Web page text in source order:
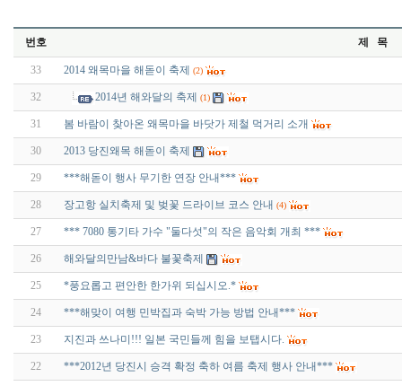
번호 제 목
33 2014 왜목마을 해돋이 축제 (2)
32 2014년 해와달의 축제 (1)
31 봄 바람이 찾아온 왜목마을 바닷가 제철 먹거리 소개
30 2013 당진왜목 해돋이 축제
29 ***해돋이 행사 무기한 연장 안내***
28 장고항 실치축제 및 벚꽃 드라이브 코스 안내 (4)
27 *** 7080 통기타 가수 "둘다섯"의 작은 음악회 개최 ***
26 해와달의만남&바다 불꽃축제
25 *풍요롭고 편안한 한가위 되십시오.*
24 ***해맞이 여행 민박집과 숙박 가능 방법 안내***
23 지진과 쓰나미!!! 일본 국민들께 힘을 보탭시다.
22 ***2012년 당진시 승격 확정 축하 여름 축제 행사 안내***